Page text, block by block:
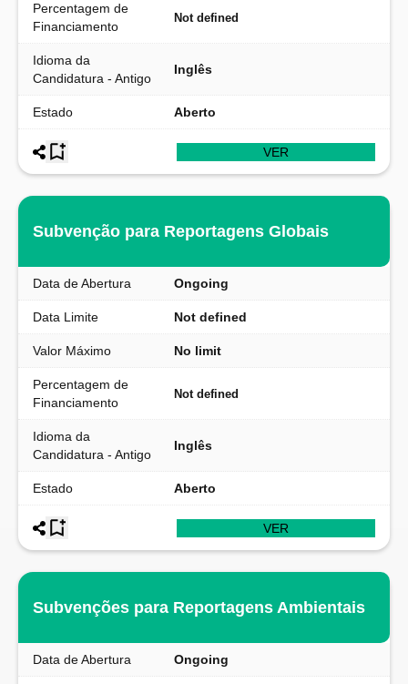
Percentagem de
Financiamento
Not defined
Idioma da
Candidatura - Antigo
Inglês
Estado Aberto
VER
Subvenção para Reportagens Globais
Data de Abertura Ongoing
Data Limite Not defined
Valor Máximo No limit
Percentagem de
Financiamento
Not defined
Idioma da
Candidatura - Antigo
Inglês
Estado Aberto
VER
Subvenções para Reportagens Ambientais
Data de Abertura Ongoing